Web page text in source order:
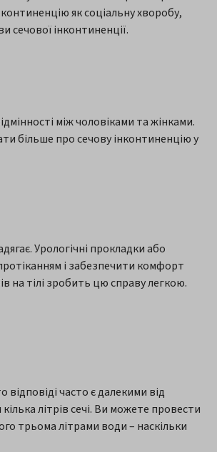
як соціальну хворобу,
сечової інконтиненції.
між чоловіками та жінками.
більше про сечову інконтиненцію у
Урологічні прокладки або
і забезпечити комфорт
на тілі зробить цю справу легкою.
часто є далекими від
літрів сечі. Ви можете провести
трьома літрами води – наскільки